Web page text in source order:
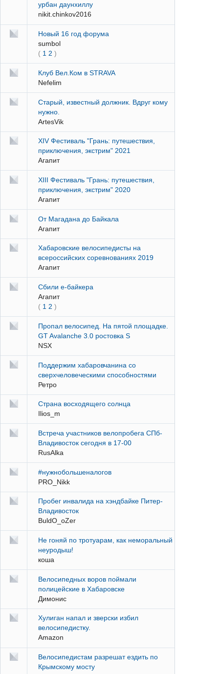
урбан даунхиллу
nikit.chinkov2016
Новый 16 год форума
sumbol
( 1 2 )
Клуб Вел.Ком в STRAVA
Nefelim
Старый, известный должник. Вдруг кому
нужно.
ArtesVik
XIV Фестиваль "Грань: путешествия,
приключения, экстрим" 2021
Агапит
XIII Фестиваль "Грань: путешествия,
приключения, экстрим" 2020
Агапит
От Магадана до Байкала
Агапит
Хабаровские велосипедисты на
всероссийских соревнованиях 2019
Агапит
Сбили е-байкера
Агапит
( 1 2 )
Пропал велосипед. На пятой площадке.
GT Avalanche 3.0 ростовка S
NSX
Поддержим хабаровчанина со
сверхчеловеческими способностями
Ретро
Страна восходящего солнца
Ilios_m
Встреча участников велопробега СПб-
Владивосток сегодня в 17-00
RusAlka
#нужнобольшеналогов
PRO_Nikk
Пробег инвалида на хэндбайке Питер-
Владивосток
BuldO_oZer
Не гоняй по тротуарам, как неморальный
неуродыш!
коша
Велосипедных воров поймали
полицейские в Хабаровске
Димонис
Хулиган напал и зверски избил
велосипедистку.
Amazon
Велосипедистам разрешат ездить по
Крымскому мосту